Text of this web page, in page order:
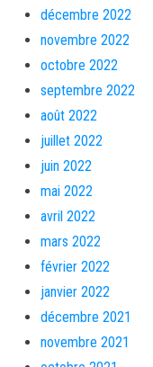
décembre 2022
novembre 2022
octobre 2022
septembre 2022
août 2022
juillet 2022
juin 2022
mai 2022
avril 2022
mars 2022
février 2022
janvier 2022
décembre 2021
novembre 2021